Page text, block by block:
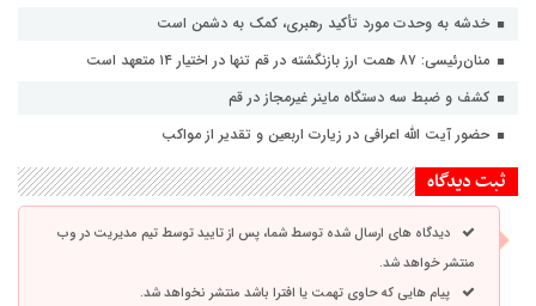
خدشه به وحدت مورد تأکید رهبری، کمک به دشمن است
منان‌رئیسی: ۸۷ همت ارز بازنگشته در قم تنها در اختیار ۱۴ متعهد است
کشف و ضبط سه دستگاه ماینر غیرمجاز در قم
حضور آیت الله اعرافی در زیارت اربعین و تقدیر از مواکب
ثبت دیدگاه
دیدگاه های ارسال شده توسط شما، پس از تایید توسط تیم مدیریت در وب
منتشر خواهد شد.
پیام هایی که حاوی تهمت یا افترا باشد منتشر نخواهد شد.